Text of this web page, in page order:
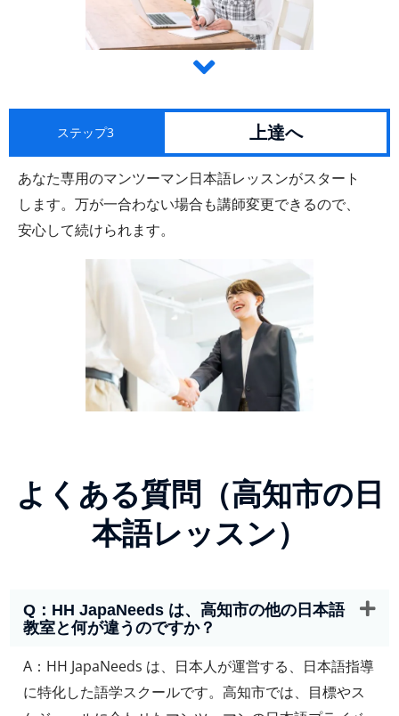
ステップ3 上達へ
あなた専用のマンツーマン日本語レッスンがスタート
します。万が一合わない場合も講師変更できるので、
安心して続けられます。
よくある質問（高知市の日
本語レッスン）
Q：HH JapaNeeds は、高知市の他の日本語
教室と何が違うのですか？
A：HH JapaNeeds は、日本人が運営する、日本語指導
に特化した語学スクールです。高知市では、目標やス